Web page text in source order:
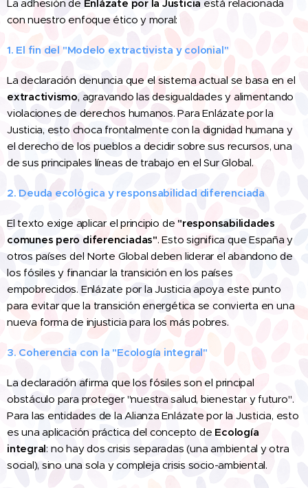
La adhesión de Enlázate por la Justicia está relacionada
con nuestro enfoque ético y moral:
1. El fin del "Modelo extractivista y colonial"
La declaración denuncia que el sistema actual se basa en el
extractivismo, agravando las desigualdades y alimentando
violaciones de derechos humanos. Para Enlázate por la
Justicia, esto choca frontalmente con la dignidad humana y
el derecho de los pueblos a decidir sobre sus recursos, una
de sus principales líneas de trabajo en el Sur Global.
2. Deuda ecológica y responsabilidad diferenciada
El texto exige aplicar el principio de "responsabilidades
comunes pero diferenciadas". Esto significa que España y
otros países del Norte Global deben liderar el abandono de
los fósiles y financiar la transición en los países
empobrecidos. Enlázate por la Justicia apoya este punto
para evitar que la transición energética se convierta en una
nueva forma de injusticia para los más pobres.
3. Coherencia con la "Ecología integral"
La declaración afirma que los fósiles son el principal
obstáculo para proteger "nuestra salud, bienestar y futuro".
Para las entidades de la Alianza Enlázate por la Justicia, esto
es una aplicación práctica del concepto de Ecología
integral: no hay dos crisis separadas (una ambiental y otra
social), sino una sola y compleja crisis socio-ambiental.